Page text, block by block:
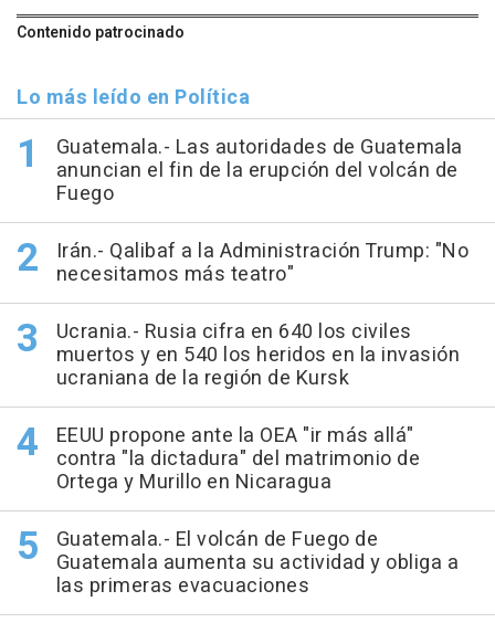
Contenido patrocinado
Lo más leído en Política
Guatemala.- Las autoridades de Guatemala
anuncian el fin de la erupción del volcán de
Fuego
Irán.- Qalibaf a la Administración Trump: "No
necesitamos más teatro"
Ucrania.- Rusia cifra en 640 los civiles
muertos y en 540 los heridos en la invasión
ucraniana de la región de Kursk
EEUU propone ante la OEA "ir más allá"
contra "la dictadura" del matrimonio de
Ortega y Murillo en Nicaragua
Guatemala.- El volcán de Fuego de
Guatemala aumenta su actividad y obliga a
las primeras evacuaciones